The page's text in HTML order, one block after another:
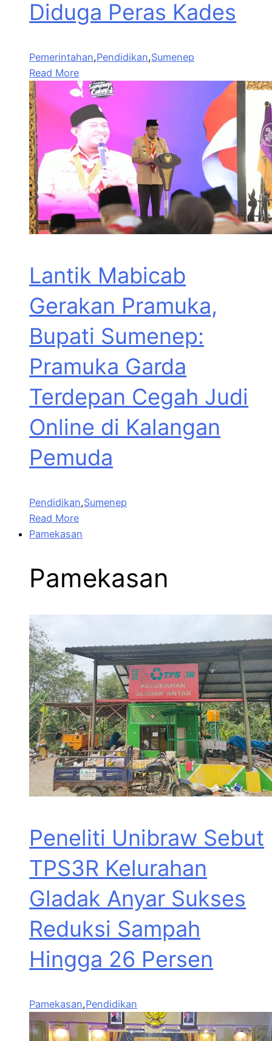
Diduga Peras Kades
Pemerintahan,Pendidikan,Sumenep
Read More
Lantik Mabicab
Gerakan Pramuka,
Bupati Sumenep:
Pramuka Garda
Terdepan Cegah Judi
Online di Kalangan
Pemuda
Pendidikan,Sumenep
Read More
Pamekasan
Pamekasan
Peneliti Unibraw Sebut
TPS3R Kelurahan
Gladak Anyar Sukses
Reduksi Sampah
Hingga 26 Persen
Pamekasan,Pendidikan